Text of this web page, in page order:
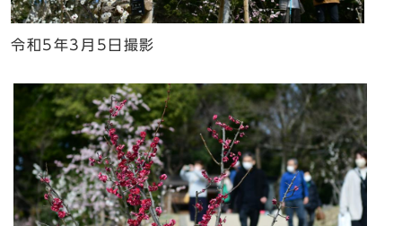
令和5年3月5日撮影